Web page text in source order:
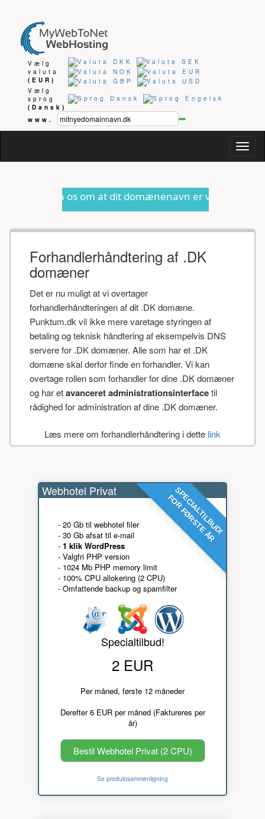
Vælg
valuta
(EUR)
Vælg
sprog
(Dansk)
www.
om at dit domænenavn er ved at udløbe eller
Forhandlerhåndtering af .DK
domæner
Det er nu muligt at vi overtager
forhandlerhåndteringen af dit .DK domæne.
Punktum.dk vil ikke mere varetage styringen af
betaling og teknisk håndtering af eksempelvis DNS
servere for .DK domæner. Alle som har et .DK
domæne skal derfor finde en forhandler. Vi kan
overtage rollen som forhandler for dine .DK domæner
og har etavanceret administrationsinterfacetil
rådighed for administration af dine .DK domæner.
Læs mere om forhandlerhåndtering i dette link
SPECIALTILBUD!
FOR FØRSTE ÅR
Webhotel Privat
- 20 Gb til webhotel filer
- 30 Gb afsat til e-mail
- 1 klik WordPress
- Valgfri PHP version
- 1024 Mb PHP memory limit
- 100% CPU allokering (2 CPU)
- Omfattende backup og spamfilter
Specialtilbud!
2 EUR
Per måned, første 12 måneder
Derefter 6 EUR per måned (Faktureres per
år)
Bestil Webhotel Privat (2 CPU)
Se produktsammenligning